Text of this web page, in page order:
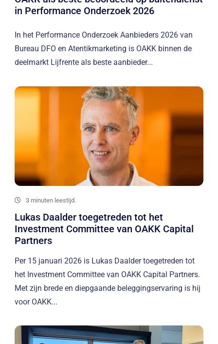
in Performance Onderzoek 2026
In het Performance Onderzoek Aanbieders 2026 van
Bureau DFO en Atentikmarketing is OAKK binnen de
deelmarkt Lijfrente als beste aanbieder...
3 minuten leestijd.
Lukas Daalder toegetreden tot het
Investment Committee van OAKK Capital
Partners
Per 15 januari 2026 is Lukas Daalder toegetreden tot
het Investment Committee van OAKK Capital Partners.
Met zijn brede en diepgaande beleggingservaring is hij
voor OAKK...